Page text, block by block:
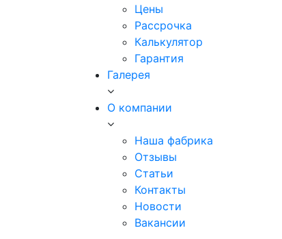
Цены
Рассрочка
Калькулятор
Гарантия
Галерея
О компании
Наша фабрика
Отзывы
Статьи
Контакты
Новости
Вакансии